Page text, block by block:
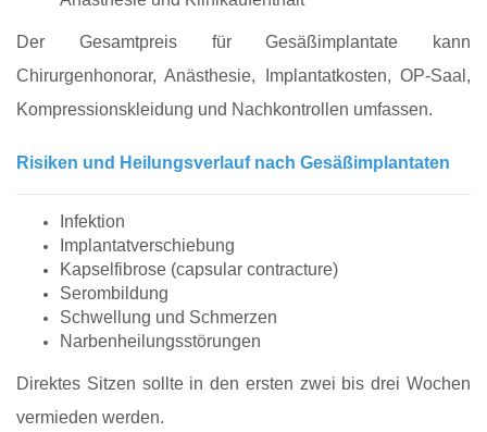
Der Gesamtpreis für Gesäßimplantate kann
Chirurgenhonorar, Anästhesie, Implantatkosten, OP-Saal,
Kompressionskleidung und Nachkontrollen umfassen.
Risiken und Heilungsverlauf nach Gesäßimplantaten
Infektion
Implantatverschiebung
Kapselfibrose (capsular contracture)
Serombildung
Schwellung und Schmerzen
Narbenheilungsstörungen
Direktes Sitzen sollte in den ersten zwei bis drei Wochen
vermieden werden.